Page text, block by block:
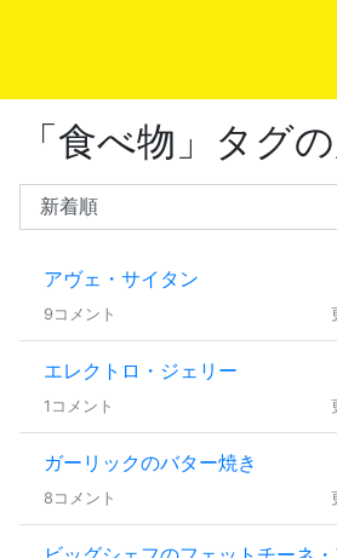
「食べ物」タグ
アヴェ・サイタン
9コメント
エレクトロ・ジェリー
1コメント
ガーリックのバター焼き
8コメント